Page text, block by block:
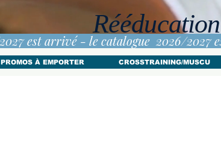
Rééducation
PROMOS À EMPORTER CROSSTRAINING/MUSCU